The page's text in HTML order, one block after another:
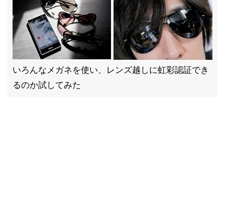
いろんなメガネを使い、レンズ越しに虹彩認証でき
るのか試してみた